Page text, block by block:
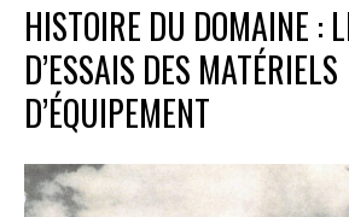
HISTOIRE DU DOMAINE :
D’ESSAIS DES MATÉRIELS
D’ÉQUIPEMENT